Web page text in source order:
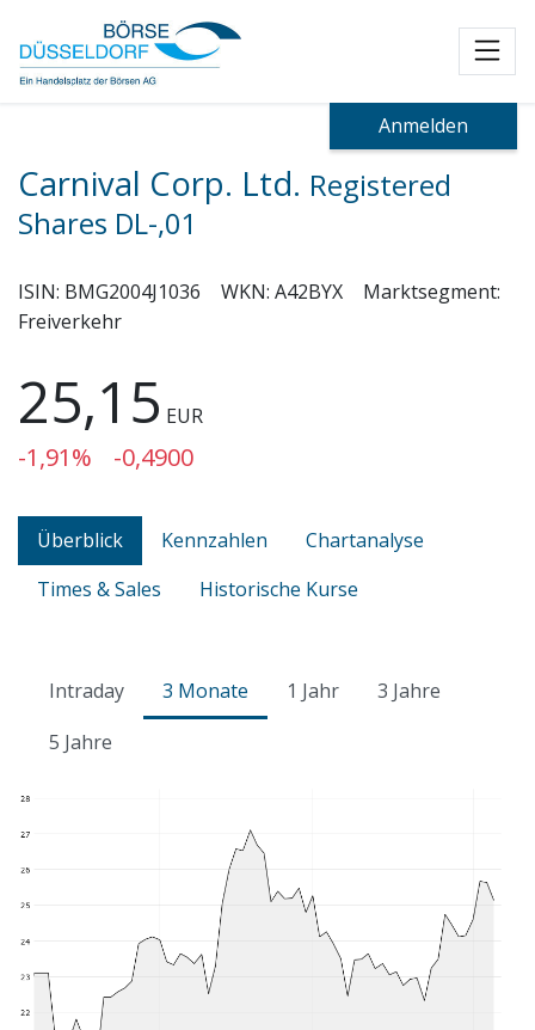
Anmelden
Carnival Corp. Ltd. Registered
Shares DL-,01
ISIN: BMG2004J1036 WKN: A42BYX
Marktsegment:
Freiverkehr
25,15 EUR
-1,91% -0,4900
Überblick Kennzahlen
Chartanalyse
Times & Sales
Historische Kurse
Intraday 3 Monate 1 Jahr
3 Jahre
5 Jahre